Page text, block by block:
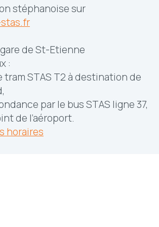
stéphanoise sur
de St-Etienne
:
tram STAS T2 à destination de
par le bus STAS ligne 37,
de l’aéroport.
horaires